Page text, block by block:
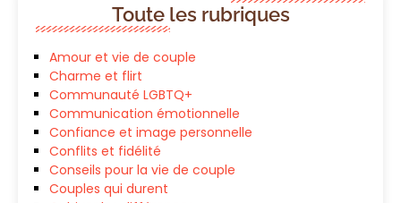
Toute les rubriques
Amour et vie de couple
Charme et flirt
Communauté LGBTQ+
Communication émotionnelle
Confiance et image personnelle
Conflits et fidélité
Conseils pour la vie de couple
Couples qui durent